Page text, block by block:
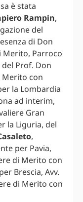
è stata
Rampin,
del
di Don
Merito, Parroco
del Prof. Don
Merito con
la Lombardia
ad interim,
Gran
la Liguria, del
,
per Pavia,
di Merito con
Brescia, Avv.
di Merito con